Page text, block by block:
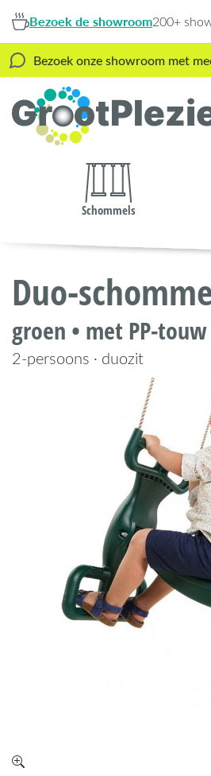
Bezoek de showroom200+
Bezoek onze showroom met
Schommels
Duo-
groen • met PP-touw
2-persoons · duozit